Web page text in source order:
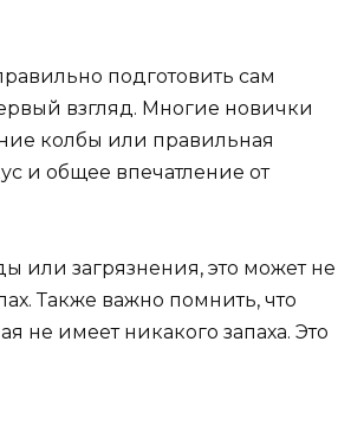
подготовить сам
взгляд. Многие новички
колбы или правильная
и общее впечатление от
или загрязнения, это может не
Также важно помнить, что
не имеет никакого запаха. Это